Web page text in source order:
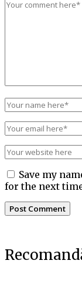
Save my
for the next